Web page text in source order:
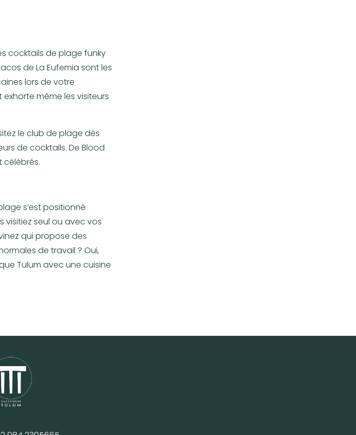
cocktails de plage funky
de La Eufemia sont les
lors de votre
même les visiteurs
le club de plage dès
de cocktails. De Blood
célébrés.
s’est positionné
visitiez seul ou avec vos
qui propose des
de travail ? Oui,
Tulum avec une cuisine